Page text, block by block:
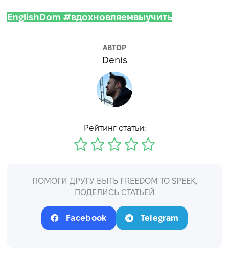
EnglishDom #вдохновляемвыучить
АВТОР
Denis
Рейтинг статьи:
ПОМОГИ ДРУГУ БЫТЬ FREEDOM TO SPEEK,
ПОДЕЛИСЬ СТАТЬЕЙ
Facebook Telegram